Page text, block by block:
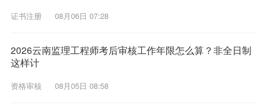
证书注册 08月06日 07:28
2026云南监理工程师考后审核工作年限怎么算？非全日制
这样计
资格审核 08月05日 08:58